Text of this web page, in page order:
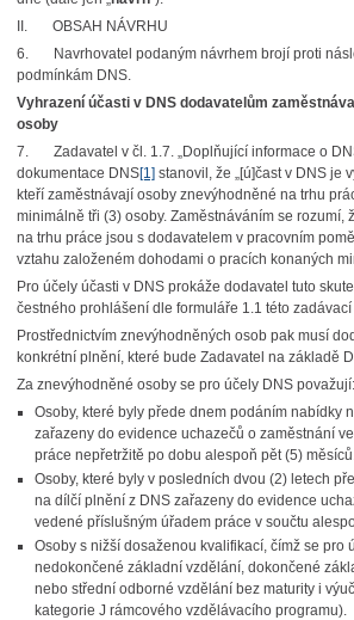
II. OBSAH NÁVRHU
6. Navrhovatel podaným návrhem brojí proti
podmínkám DNS.
Vyhrazení účasti v DNS dodavatelům
osoby
7. Zadavatel v čl. 1.7. „Doplňující informace o
dokumentace DNS[1] stanovil, že „[ú]čast v DNS je
kteří zaměstnávají osoby znevýhodněné na trhu
minimálně tři (3) osoby. Zaměstnáváním se rozumí,
na trhu práce jsou s dodavatelem v pracovním
vztahu založeném dohodami o pracích konaných
Pro účely účasti v DNS prokáže dodavatel tuto
čestného prohlášení dle formuláře 1.1 této
Prostřednictvím znevýhodněných osob pak musí
konkrétní plnění, které bude Zadavatel na základě
Za znevýhodněné osoby se pro účely DNS považují:
Osoby, které byly přede dnem podáním nabídky
zařazeny do evidence uchazečů o zaměstnání
práce nepřetržitě po dobu alespoň pět (5)
Osoby, které byly v posledních dvou (2) letech
na dílčí plnění z DNS zařazeny do evidence
vedené příslušným úřadem práce v součtu
Osoby s nižší dosaženou kvalifikací, čímž se pro
nedokončené základní vzdělání, dokončené
nebo střední odborné vzdělání bez maturity i
kategorie J rámcového vzdělávacího programu).